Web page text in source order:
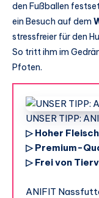
den Fußballen
ein Besuch auf dem
stressfreier für den
So tritt ihm im
Pfoten.
UNSER TIPP:
▷ Hoher
▷ Premium-
▷ Frei von
ANIFIT